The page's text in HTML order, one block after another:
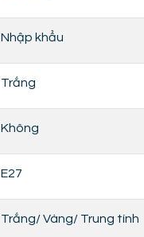
Nhập khẩu
Trắng
Không
E27
Trắng/ Vàng/ Trung tính